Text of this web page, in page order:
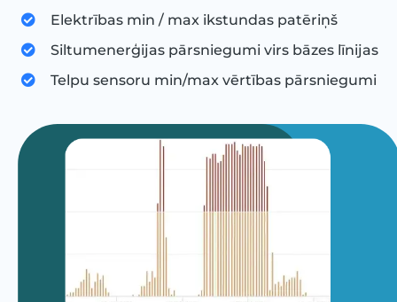
Elektrības min / max ikstundas patēriņš
Siltumenerģijas pārsniegumi virs bāzes līnijas
Telpu sensoru min/max vērtības pārsniegumi